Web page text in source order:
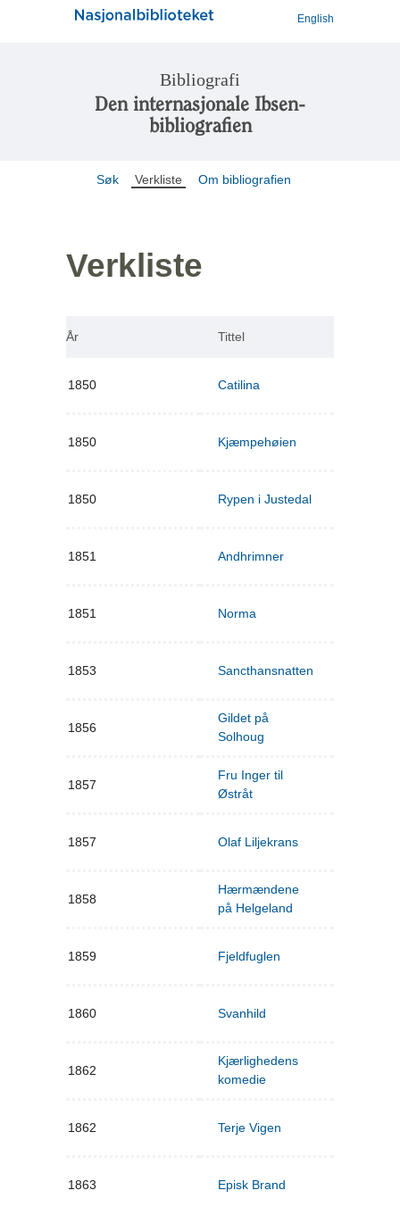
English
Bibliografi
Den internasjonale Ibsen-
bibliografien
Søk Verkliste Om bibliografien
Verkliste
År Tittel
1850 Catilina
1850 Kjæmpehøien
1850 Rypen i Justedal
1851 Andhrimner
1851 Norma
1853 Sancthansnatten
1856
Gildet på
Solhoug
1857
Fru Inger til
Østråt
1857 Olaf Liljekrans
1858
Hærmændene
på Helgeland
1859 Fjeldfuglen
1860 Svanhild
1862
Kjærlighedens
komedie
1862 Terje Vigen
1863 Episk Brand